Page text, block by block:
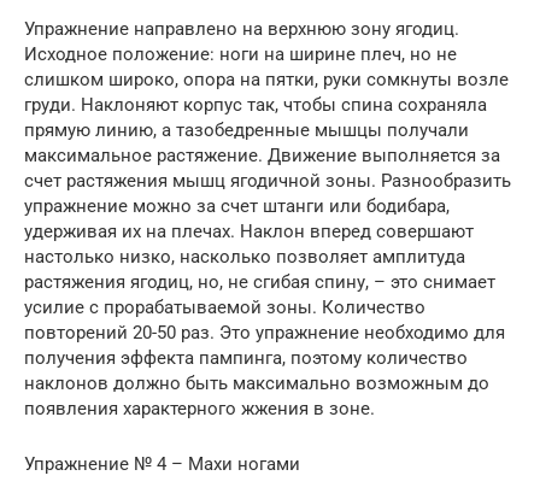
Упражнение направлено на верхнюю зону ягодиц.
Исходное положение: ноги на ширине плеч, но не
слишком широко, опора на пятки, руки сомкнуты возле
груди. Наклоняют корпус так, чтобы спина сохраняла
прямую линию, а тазобедренные мышцы получали
максимальное растяжение. Движение выполняется за
счет растяжения мышц ягодичной зоны. Разнообразить
упражнение можно за счет штанги или бодибара,
удерживая их на плечах. Наклон вперед совершают
настолько низко, насколько позволяет амплитуда
растяжения ягодиц, но, не сгибая спину, – это снимает
усилие с прорабатываемой зоны. Количество
повторений 20-50 раз. Это упражнение необходимо для
получения эффекта пампинга, поэтому количество
наклонов должно быть максимально возможным до
появления характерного жжения в зоне.
Упражнение № 4 – Махи ногами